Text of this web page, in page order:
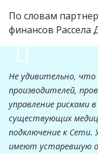
По словам
финансов Рассела
Не удивительно, что
производителей,
управление рисками
существующих
подключение к Сети.
имеют устаревшую